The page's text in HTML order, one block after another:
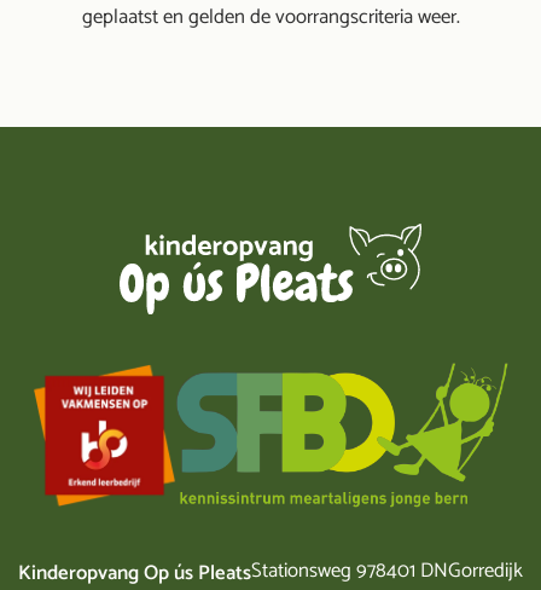
geplaatst en gelden de voorrangscriteria weer.
Kinderopvang Op ús PleatsStationsweg 978401 DNGorredijk